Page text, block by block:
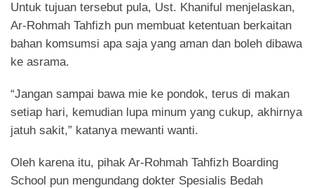
Untuk tujuan tersebut pula, Ust. Khaniful menjelaskan,
Ar-Rohmah Tahfizh pun membuat ketentuan berkaitan
bahan komsumsi apa saja yang aman dan boleh dibawa
ke asrama.
“Jangan sampai bawa mie ke pondok, terus di makan
setiap hari, kemudian lupa minum yang cukup, akhirnya
jatuh sakit,” katanya mewanti wanti.
Oleh karena itu, pihak Ar-Rohmah Tahfizh Boarding
School pun mengundang dokter Spesialis Bedah